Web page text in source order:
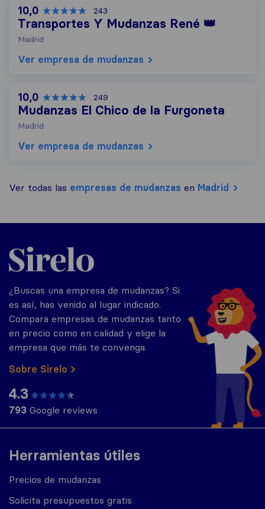
10,0 243
Transportes Y Mudanzas René 👑
Madrid
Ver empresa de mudanzas
10,0 249
Mudanzas El Chico de la Furgoneta
Madrid
Ver empresa de mudanzas
Ver todas las empresas de mudanzas en Madrid
Herramientas útiles
Precios de mudanzas
Solicita presupuestos gratis
Sirelo.es
¿Buscas una empresa de mudanzas? Si
es así, has venido al lugar indicado.
Compara empresas de mudanzas tanto
en precio como en calidad y elige la
empresa que más te convenga.
Sobre Sirelo
4.3
793 Google reviews